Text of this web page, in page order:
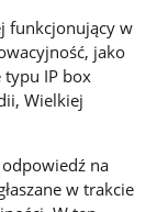
funkcjonujący w
jako
typu IP box
Wielkiej
na
w trakcie